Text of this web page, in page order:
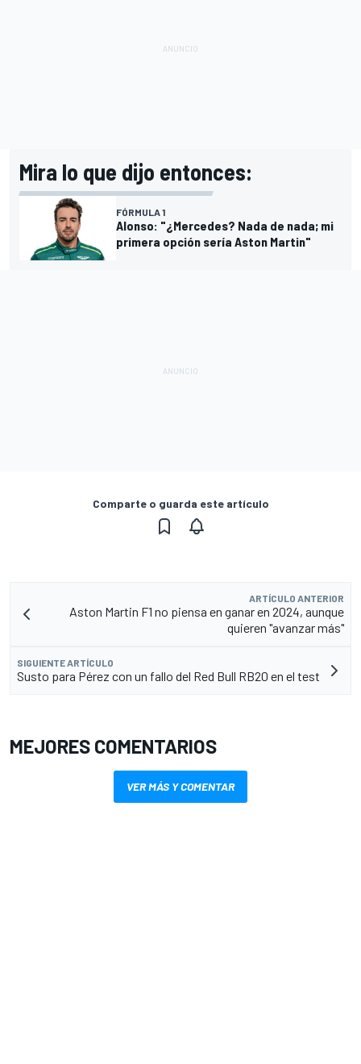
Mira lo que dijo entonces:
FÓRMULA 1
Alonso: "¿Mercedes? Nada de nada; mi
primera opción sería Aston Martin"
Comparte o guarda este artículo
ARTÍCULO ANTERIOR
Aston Martin F1 no piensa en ganar en 2024, aunque
quieren "avanzar más"
SIGUIENTE ARTÍCULO
Susto para Pérez con un fallo del Red Bull RB20 en el test
MEJORES COMENTARIOS
VER MÁS Y COMENTAR